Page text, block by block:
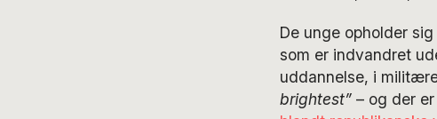
De unge opholder
som er indvandret
uddannelse, i
brightest”– og der